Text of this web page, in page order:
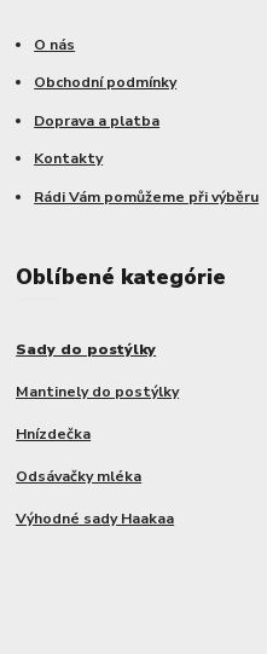
O nás
Obchodní podmínky
Doprava a platba
Kontakty
Rádi Vám pomůžeme při výběru
Oblíbené kategórie
Sady do postýlky
Mantinely do postýlky
Hnízdečka
Odsávačky mléka
Výhodné sady Haakaa